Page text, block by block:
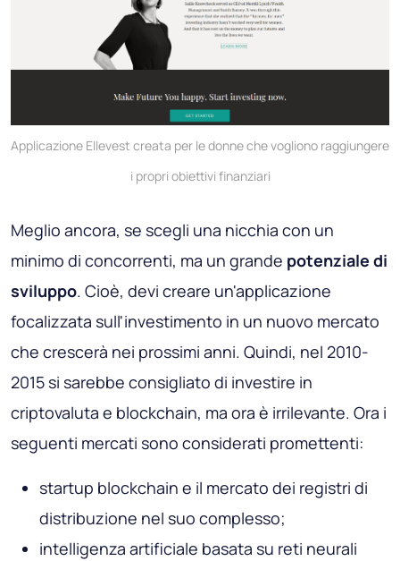
Applicazione Ellevest creata per le donne che vogliono raggiungere
i propri obiettivi finanziari
Meglio ancora, se scegli una nicchia con un
minimo di concorrenti, ma un grande potenziale di
sviluppo. Cioè, devi creare un'applicazione
focalizzata sull'investimento in un nuovo mercato
che crescerà nei prossimi anni. Quindi, nel 2010-
2015 si sarebbe consigliato di investire in
criptovaluta e blockchain, ma ora è irrilevante. Ora i
seguenti mercati sono considerati promettenti:
startup blockchain e il mercato dei registri di
distribuzione nel suo complesso;
intelligenza artificiale basata su reti neurali